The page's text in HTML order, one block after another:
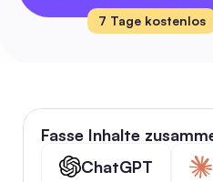
7 Tage kostenlos
Fasse Inhalte
ChatGPT